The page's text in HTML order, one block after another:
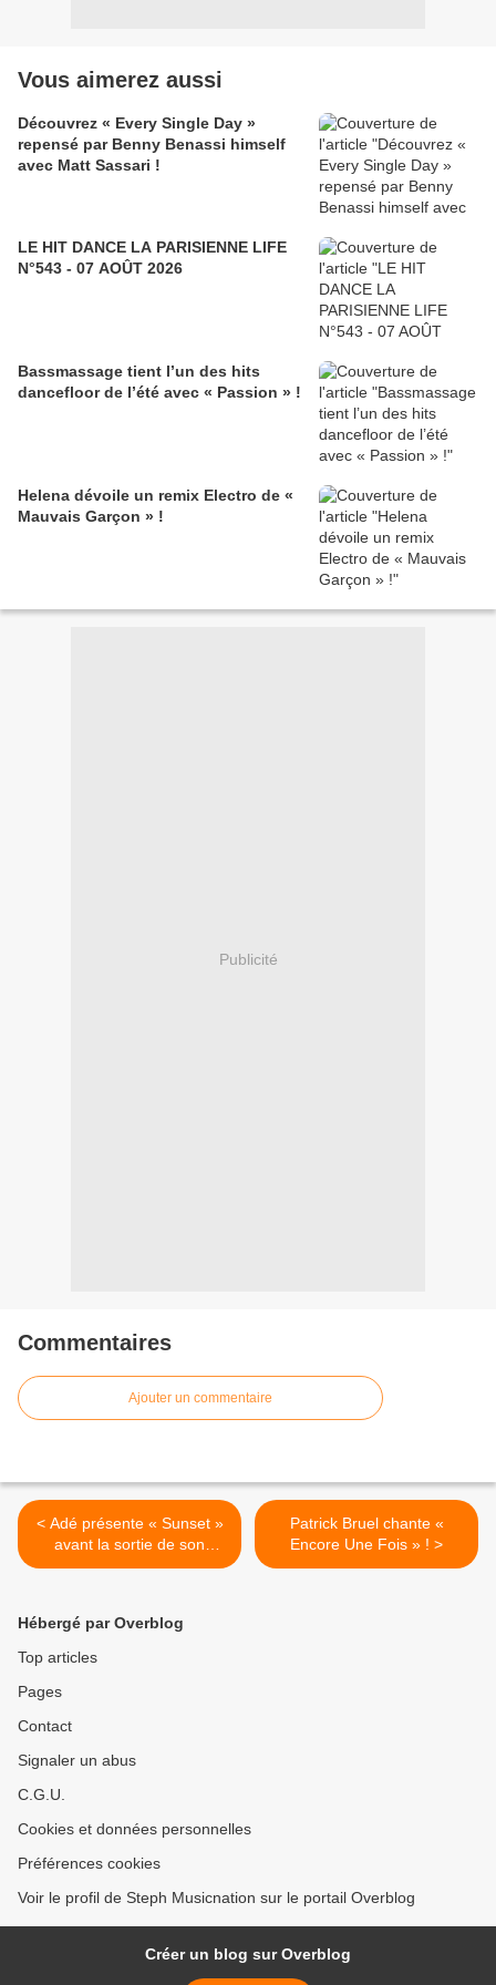
Vous aimerez aussi
Découvrez « Every Single Day »
repensé par Benny Benassi himself
avec Matt Sassari !
LE HIT DANCE LA PARISIENNE LIFE
N°543 - 07 AOÛT 2026
Bassmassage tient l’un des hits
dancefloor de l’été avec « Passion » !
Helena dévoile un remix Electro de «
Mauvais Garçon » !
Publicité
Commentaires
Ajouter un commentaire
< Adé présente « Sunset »
avant la sortie de son
premier album solo !
Patrick Bruel chante «
Encore Une Fois » ! >
Hébergé par Overblog
Top articles
Pages
Contact
Signaler un abus
C.G.U.
Cookies et données personnelles
Préférences cookies
Voir le profil de Steph Musicnation sur le portail Overblog
Créer un blog sur Overblog